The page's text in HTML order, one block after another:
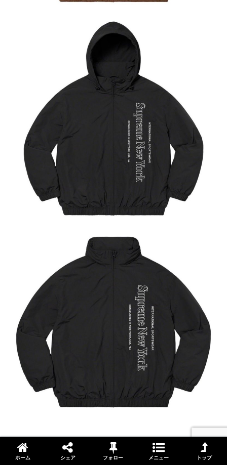
Shirt（シャツ）
ホーム シェア フォロー メニュー トップ